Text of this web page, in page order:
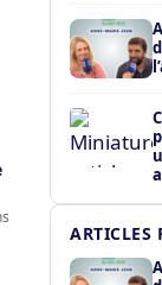
ARTICLES